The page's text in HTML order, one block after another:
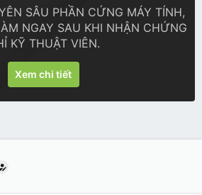
SÂU PHẦN CỨNG MÁY TÍNH,
NGAY SAU KHI NHẬN CHỨNG
KỸ THUẬT VIÊN.
Xem chi tiết